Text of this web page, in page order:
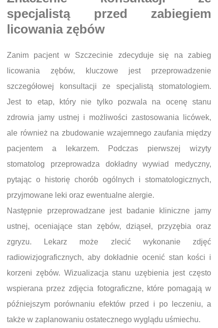
specjalistą przed zabiegiem
licowania zębów
Zanim pacjent w Szczecinie zdecyduje się na zabieg
licowania zębów, kluczowe jest przeprowadzenie
szczegółowej konsultacji ze specjalistą stomatologiem.
Jest to etap, który nie tylko pozwala na ocenę stanu
zdrowia jamy ustnej i możliwości zastosowania licówek,
ale również na zbudowanie wzajemnego zaufania między
pacjentem a lekarzem. Podczas pierwszej wizyty
stomatolog przeprowadza dokładny wywiad medyczny,
pytając o historię chorób ogólnych i stomatologicznych,
przyjmowane leki oraz ewentualne alergie.
Następnie przeprowadzane jest badanie kliniczne jamy
ustnej, oceniające stan zębów, dziąseł, przyzębia oraz
zgryzu. Lekarz może zlecić wykonanie zdjęć
radiowizjograficznych, aby dokładnie ocenić stan kości i
korzeni zębów. Wizualizacja stanu uzębienia jest często
wspierana przez zdjęcia fotograficzne, które pomagają w
późniejszym porównaniu efektów przed i po leczeniu, a
także w zaplanowaniu ostatecznego wyglądu uśmiechu.